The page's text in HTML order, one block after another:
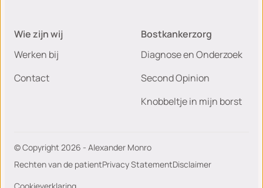
Wie zijn wij
Werken bij
Contact
Bostkankerzorg
Diagnose en Onderzoek
Second Opinion
Knobbeltje in mijn borst
© Copyright 2026 - Alexander Monro
Rechten van de patientPrivacy StatementDisclaimer